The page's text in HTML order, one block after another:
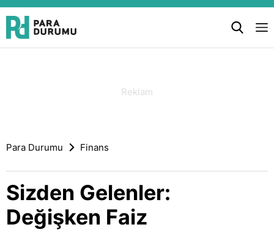
Para Durumu Finans
Sizden Gelenler:
Değişken Faiz